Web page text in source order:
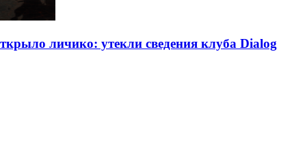
личико: утекли сведения клуба Dialog